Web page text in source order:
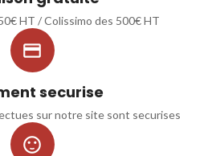
HT / Colissimo des 500€ HT

securise
sur notre site sont securises
